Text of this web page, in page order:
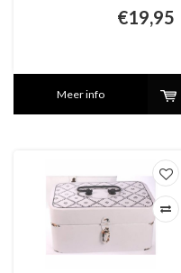
€19,95
Meer info